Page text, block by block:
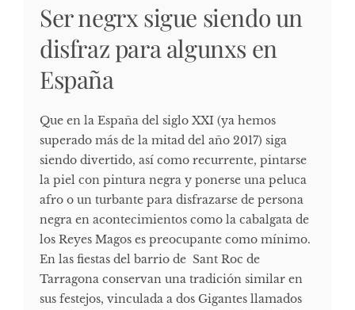
Ser negrx sigue siendo un
disfraz para algunxs en
España
Que en la España del siglo XXI (ya hemos
superado más de la mitad del año 2017) siga
siendo divertido, así como recurrente, pintarse
la piel con pintura negra y ponerse una peluca
afro o un turbante para disfrazarse de persona
negra en acontecimientos como la cabalgata de
los Reyes Magos es preocupante como mínimo.
En las fiestas del barrio de Sant Roc de
Tarragona conservan una tradición similar en
sus festejos, vinculada a dos Gigantes llamados